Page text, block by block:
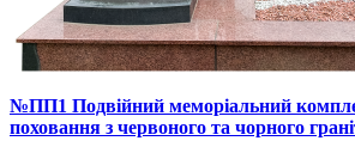
№ПП1 Подвійний меморіальний
поховання з червоного та чорного